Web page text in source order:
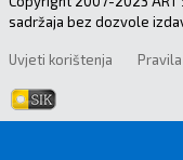
sadržaja bez dozvole
Uvjeti korištenja